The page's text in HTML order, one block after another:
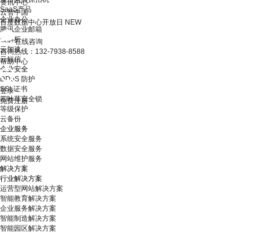
资讯中心
云智中国
百度数据中心开放日 NEW
在线咨询
咨询热线：132-7938-8588
帮助中心
登录
免费注册
SaaS产品
企业办公
腾讯企业邮箱
云解析
云加速
云短信
企业安全
DDoS 防护
SSL证书
四叶草安全锁
等级保护
云备份
企业服务
系统安全服务
数据安全服务
网站维护服务
解决方案
行业解决方案
运营型网站解决方案
智能教育解决方案
企业服务解决方案
智能制造解决方案
智能园区解决方案